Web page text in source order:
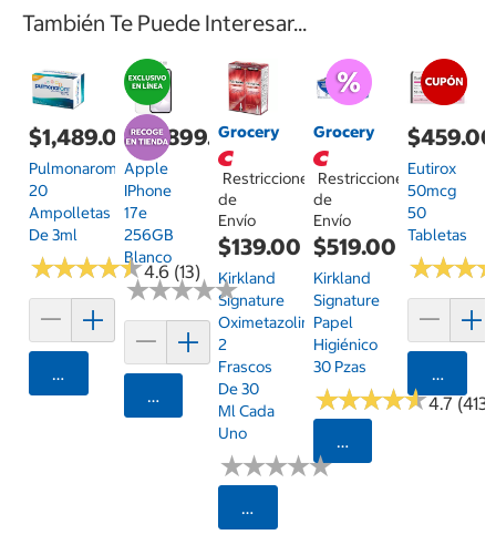
También Te Puede Interesar...
$1,489.00
Pulmonarom
20
Ampolletas
De 3ml
★★★★★
★★★★★4.6 (13)
Agregar
$14,899.00
Apple
IPhone
17e
256GB
Blanco
★★★★★
★★★★★
Agregar
Grocery
Restricciones
de
Envío
$139.00
Kirkland
Signature
Oximetazolina
2
Frascos
De 30
Ml Cada
Uno
★★★★★
★★★★★
Seleccionar Código Postal
Grocery
Restricciones
de
Envío
$519.00
Kirkland
Signature
Papel
Higiénico
30 Pzas
★★★★★
★★★★★4.7 (413)
Seleccionar
$459.00
Eutirox
50mcg
50
Tabletas
★★★
★★★